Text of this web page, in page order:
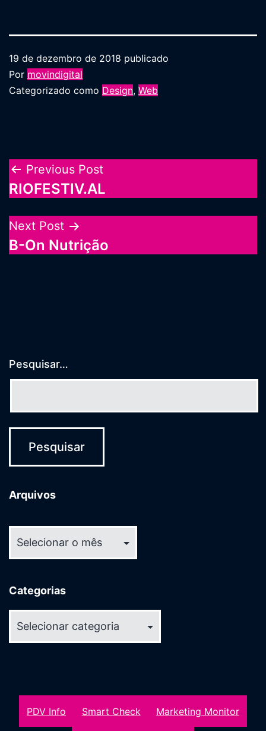
19 de dezembro de 2018 publicado
Por movindigital
Categorizado como Design, Web
Navegação
de
Post
Previous Post
RIOFESTIV.AL
Next Post
B-On Nutrição
Pesquisar…
Arquivos
Categorias
PDV Info Smart Check Marketing Monitor